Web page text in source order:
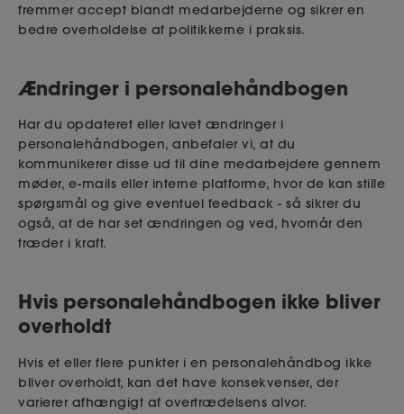
fremmer accept blandt medarbejderne og sikrer en
bedre overholdelse af politikkerne i praksis.
Ændringer i personalehåndbogen
Har du opdateret eller lavet ændringer i
personalehåndbogen, anbefaler vi, at du
kommunikerer disse ud til dine medarbejdere gennem
møder, e-mails eller interne platforme, hvor de kan stille
spørgsmål og give eventuel feedback - så sikrer du
også, at de har set ændringen og ved, hvornår den
træder i kraft.
Hvis personalehåndbogen ikke bliver
overholdt
Hvis et eller flere punkter i en personalehåndbog ikke
bliver overholdt, kan det have konsekvenser, der
varierer afhængigt af overtrædelsens alvor.